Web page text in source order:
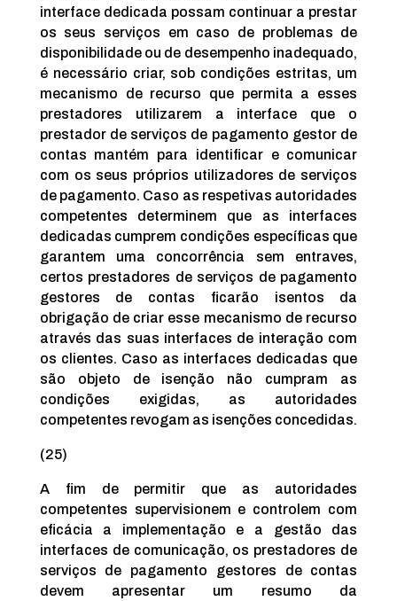
interface dedicada possam continuar a prestar
os seus serviços em caso de problemas de
disponibilidade ou de desempenho inadequado,
é necessário criar, sob condições estritas, um
mecanismo de recurso que permita a esses
prestadores utilizarem a interface que o
prestador de serviços de pagamento gestor de
contas mantém para identificar e comunicar
com os seus próprios utilizadores de serviços
de pagamento. Caso as respetivas autoridades
competentes determinem que as interfaces
dedicadas cumprem condições específicas que
garantem uma concorrência sem entraves,
certos prestadores de serviços de pagamento
gestores de contas ficarão isentos da
obrigação de criar esse mecanismo de recurso
através das suas interfaces de interação com
os clientes. Caso as interfaces dedicadas que
são objeto de isenção não cumpram as
condições exigidas, as autoridades
competentes revogam as isenções concedidas.
(25)
A fim de permitir que as autoridades
competentes supervisionem e controlem com
eficácia a implementação e a gestão das
interfaces de comunicação, os prestadores de
serviços de pagamento gestores de contas
devem apresentar um resumo da